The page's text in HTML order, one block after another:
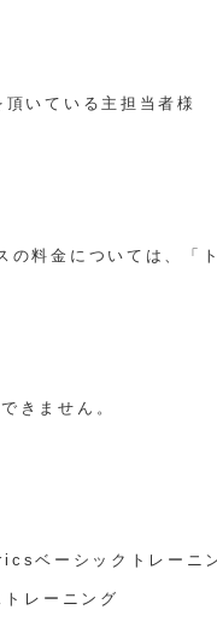
いている主担当者様
料金については、「
きません。
ベーシックトレーニ
レーニング